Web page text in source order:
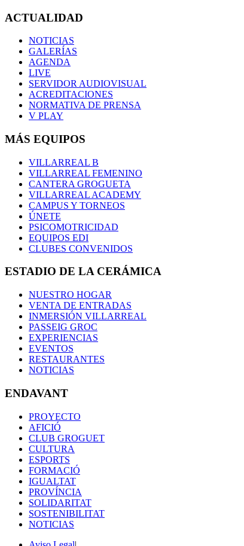
ACTUALIDAD
NOTICIAS
GALERÍAS
AGENDA
LIVE
SERVIDOR AUDIOVISUAL
ACREDITACIONES
NORMATIVA DE PRENSA
V PLAY
MÁS EQUIPOS
VILLARREAL B
VILLARREAL FEMENINO
CANTERA GROGUETA
VILLARREAL ACADEMY
CAMPUS Y TORNEOS
ÚNETE
PSICOMOTRICIDAD
EQUIPOS EDI
CLUBES CONVENIDOS
ESTADIO DE LA CERÁMICA
NUESTRO HOGAR
VENTA DE ENTRADAS
INMERSIÓN VILLARREAL
PASSEIG GROC
EXPERIENCIAS
EVENTOS
RESTAURANTES
NOTICIAS
ENDAVANT
PROYECTO
AFICIÓ
CLUB GROGUET
CULTURA
ESPORTS
FORMACIÓ
IGUALTAT
PROVÍNCIA
SOLIDARITAT
SOSTENIBILITAT
NOTICIAS